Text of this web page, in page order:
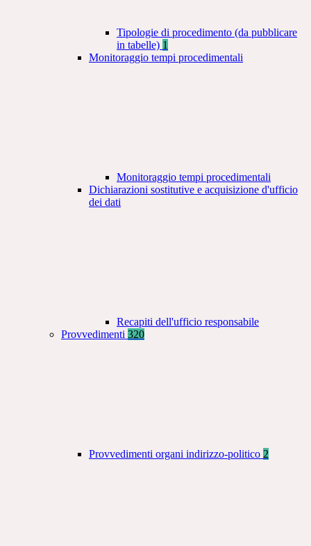
Tipologie di procedimento (da pubblicare
in tabelle) 1
Monitoraggio tempi procedimentali
Monitoraggio tempi procedimentali
Dichiarazioni sostitutive e acquisizione d'ufficio
dei dati
Recapiti dell'ufficio responsabile
Provvedimenti 320
Provvedimenti organi indirizzo-politico 2